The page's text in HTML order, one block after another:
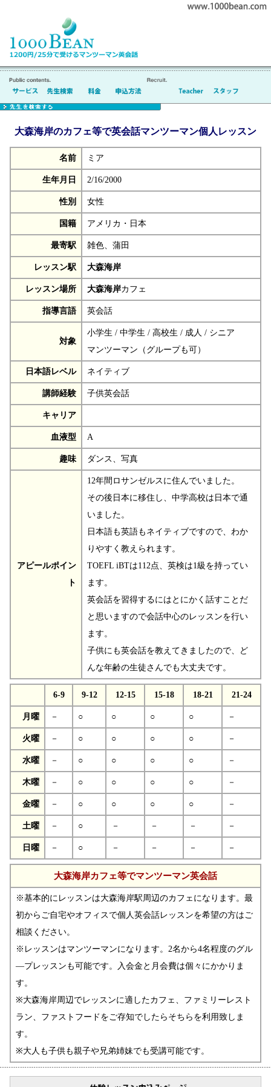
大森海岸のカフェ等で英会話マンツーマン個人レッスン
名前 ミア
生年月日 2/16/2000
性別 女性
国籍 アメリカ・日本
最寄駅 雑色、蒲田
レッスン駅 大森海岸
レッスン場所 大森海岸カフェ
指導言語 英会話
対象
小学生 / 中学生 / 高校生 / 成人 / シニア
マンツーマン（グループも可）
日本語レベル ネイティブ
講師経験 子供英会話
キャリア
血液型 A
趣味 ダンス、写真
アピールポイン
ト
12年間ロサンゼルスに住んでいました。
その後日本に移住し、中学高校は日本で通
いました。
日本語も英語もネイティブですので、わか
りやすく教えられます。
TOEFL iBTは112点、英検は1級を持ってい
ます。
英会話を習得するにはとにかく話すことだ
と思いますので会話中心のレッスンを行い
ます。
子供にも英会話を教えてきましたので、ど
んな年齢の生徒さんでも大丈夫です。
6-9 9-12 12-15 15-18 18-21 21-24
月曜 － ○ ○ ○ ○ －
火曜 － ○ ○ ○ ○ －
水曜 － ○ ○ ○ ○ －
木曜 － ○ ○ ○ ○ －
金曜 － ○ ○ ○ ○ －
土曜 － ○ － － － －
日曜 － ○ － － － －
大森海岸カフェ等でマンツーマン英会話
※基本的にレッスンは大森海岸駅周辺のカフェになります。最
初からご自宅やオフィスで個人英会話レッスンを希望の方はご
相談ください。
※レッスンはマンツーマンになります。2名から4名程度のグル
―プレッスンも可能です。入会金と月会費は個々にかかりま
す。
※大森海岸周辺でレッスンに適したカフェ、ファミリーレスト
ラン、ファストフードをご存知でしたらそちらを利用致しま
す。
※大人も子供も親子や兄弟姉妹でも受講可能です。